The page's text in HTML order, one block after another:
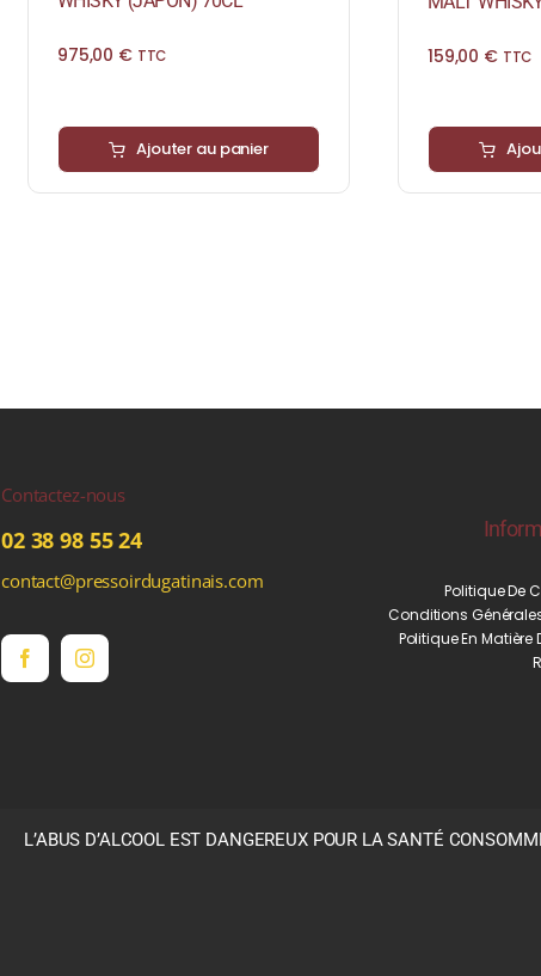
975,00 € TTC
Ajouter au panier
159,00 € TTC
Contactez-nous
02 38 98 55 24
contact@pressoirdugatinais.com
Politique De
Conditions
Politique En Matière
L’ABUS D’ALCOOL EST DANGEREUX POUR LA SANTÉ